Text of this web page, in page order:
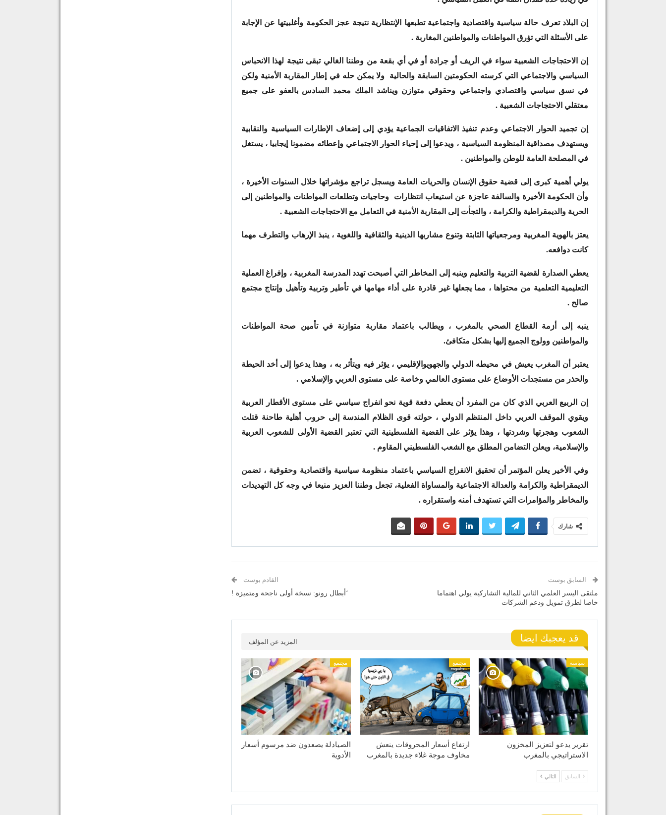
إن البلاد تعرف حالة سياسية واقتصادية واجتماعية تطبعها الإنتظارية نتيجة عجز الحكومة وأغلبيتها عن الإجابة
على الأسئلة التي تؤرق المواطنات والمواطنين المغاربة .
إن الاحتجاجات الشعبية سواء في الريف أو جرادة أو في أي بقعة من وطننا الغالي تبقى نتيجة لهذا الانحباس
السياسي والاجتماعي التي كرسته الحكومتين السابقة والحالية ولا يمكن حله في إطار المقاربة الأمنية ولكن
في نسق سياسي واقتصادي واجتماعي وحقوقي متوازن ويناشد الملك محمد السادس بالعفو على جميع
معتقلي الاحتجاجات الشعبية .
إن تجميد الحوار الاجتماعي وعدم تنفيذ الاتفاقيات الجماعية يؤدي إلى إضعاف الإطارات السياسية والنقابية
ويستهدف مصداقية المنظومة السياسية ، ويدعوا إلى إحياء الحوار الاجتماعي وإعطائه مضمونا إيجابيا ، يستغل
في المصلحة العامة للوطن والمواطنين .
يولي أهمية كبرى إلى قضية حقوق الإنسان والحريات العامة ويسجل تراجع مؤشراتها خلال السنوات الأخيرة ،
وأن الحكومة الأخيرة والسالفة عاجزة عن استيعاب انتظارات وحاجيات وتطلعات المواطنات والمواطنين إلى
الحرية والديمقراطية والكرامة ، والتجأت إلى المقاربة الأمنية في التعامل مع الاحتجاجات الشعبية .
يعتز بالهوية المغربية ومرجعياتها الثابتة وتنوع مشاربها الدينية والثقافية واللغوية ، ينبذ الإرهاب والتطرف مهما
كانت دوافعه.
يعطي الصدارة لقضية التربية والتعليم وينبه إلى المخاطر التي أصبحت تهدد المدرسة المغربية ، وإفراغ العملية
التعليمية التعلمية من محتواها ، مما يجعلها غير قادرة على أداء مهامها في تأطير وتربية وتأهيل وإنتاج مجتمع
صالح .
ينبه إلى أزمة القطاع الصحي بالمغرب ، ويطالب باعتماد مقاربة متوازنة في تأمين صحة المواطنات
والمواطنين وولوج الجميع إليها بشكل متكافئ.
يعتبر أن المغرب يعيش في محيطه الدولي والجهويوالإقليمي ، يؤثر فيه ويتأثر به ، وهذا يدعوا إلى أخد الحيطة
والحذر من مستجدات الأوضاع على مستوى العالمي وخاصة على مستوى العربي والإسلامي .
إن الربيع العربي الذي كان من المفرد أن يعطي دفعة قوية نحو انفراج سياسي على مستوى الأقطار العربية
ويقوي الموقف العربي داخل المنتظم الدولي ، حولته قوى الظلام المندسة إلى حروب أهلية طاحنة قتلت
الشعوب وهجرتها وشردتها ، وهذا يؤثر على القضية الفلسطينية التي تعتبر القضية الأولى للشعوب العربية
والإسلامية، ويعلن التضامن المطلق مع الشعب الفلسطيني المقاوم .
وفي الأخير يعلن المؤتمر أن تحقيق الانفراج السياسي باعتماد منظومة سياسية واقتصادية وحقوقية ، تضمن
الديمقراطية والكرامة والعدالة الاجتماعية والمساواة الفعلية، تجعل وطننا العزيز منيعا في وجه كل التهديدات
والمخاطر والمؤامرات التي تستهدف أمنه واستقراره .
شارك
السابق بوست
ملتقى اليسر العلمي الثاني للمالية التشاركية يولي اهتماما
خاصا لطرق تمويل ودعم الشركات
القادم بوست
‘أبطال رونو: نسخة أولى ناجحة ومتميزة !
قد يعجبك ايضا المزيد عن المؤلف
سياسة
تقرير يدعو لتعزيز المخزون
الاستراتيجي بالمغرب
مجتمع
ارتفاع أسعار المحروقات ينعش
مخاوف موجة غلاء جديدة بالمغرب
مجتمع
الصيادلة يصعدون ضد مرسوم أسعار
الأدوية
السابق التالي